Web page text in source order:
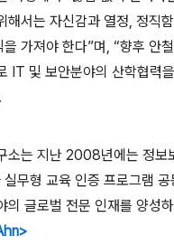
해서는 자신감과 열정, 정직
가져야 한다”며, “향후 안
IT 및 보안분야의 산학협력
소는 지난 2008년에는 정보
무형 교육 인증 프로그램
의 글로벌 전문 인재를 양성